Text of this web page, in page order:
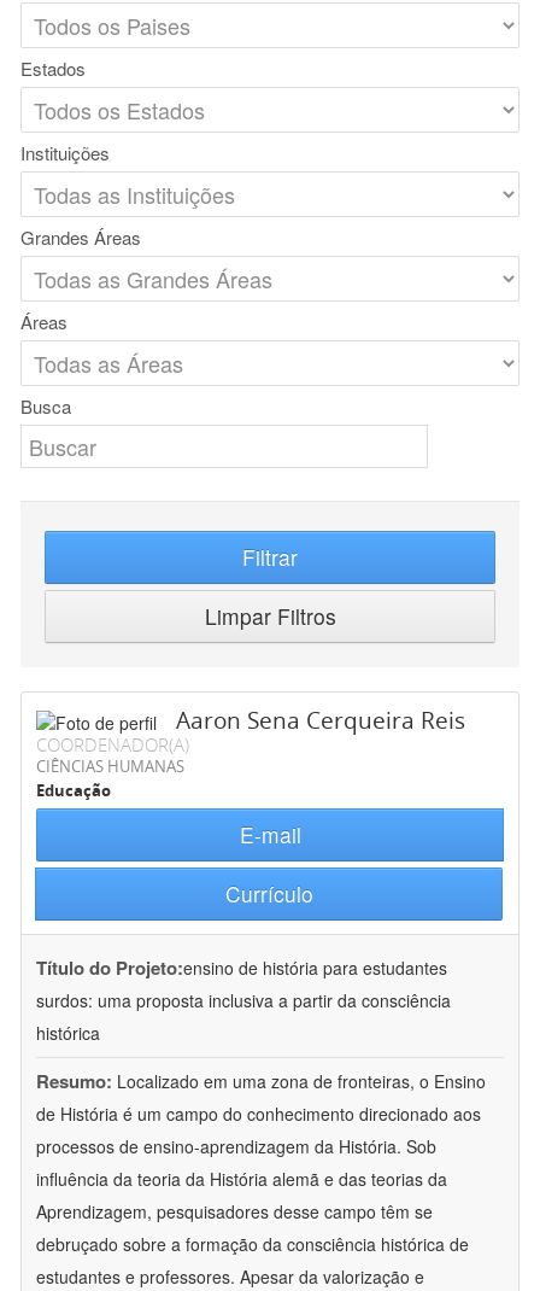
Estados
Instituições
Grandes Áreas
Áreas
Busca
Filtrar
Limpar Filtros
Aaron Sena Cerqueira Reis
COORDENADOR(A)
CIÊNCIAS HUMANAS
Educação
E-mail
Currículo
Título do Projeto:ensino de história para estudantes
surdos: uma proposta inclusiva a partir da consciência
histórica
Resumo: Localizado em uma zona de fronteiras, o Ensino
de História é um campo do conhecimento direcionado aos
processos de ensino-aprendizagem da História. Sob
influência da teoria da História alemã e das teorias da
Aprendizagem, pesquisadores desse campo têm se
debruçado sobre a formação da consciência histórica de
estudantes e professores. Apesar da valorização e